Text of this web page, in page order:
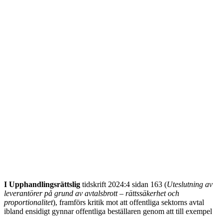
I Upphandlingsrättslig tidskrift 2024:4 sidan 163 (Uteslutning av
leverantörer på grund av avtalsbrott – rättssäkerhet och
proportionalitet), framförs kritik mot att offentliga sektorns avtal
ibland ensidigt gynnar offentliga beställaren genom att till exempel